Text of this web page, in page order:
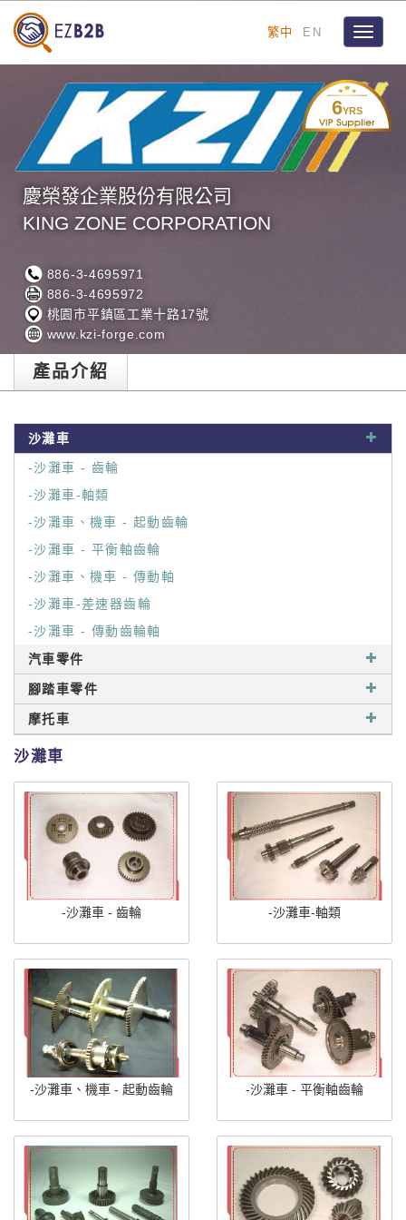
繁中 EN
Toggle
6YRS
慶榮發企業股份有限公司
KING ZONE CORPORATION
886-3-4695971
886-3-4695972
桃園市平鎮區工業十路17號
www.kzi-forge.com
產品介紹
沙灘車
-沙灘車 - 齒輪
-沙灘車-軸類
-沙灘車、機車 - 起動齒輪
-沙灘車 - 平衡軸齒輪
-沙灘車、機車 - 傳動軸
-沙灘車-差速器齒輪
-沙灘車 - 傳動齒輪軸
汽車零件
腳踏車零件
摩托車
沙灘車
-沙灘車 - 齒輪 -沙灘車-軸類
-沙灘車、機車 - 起動齒輪 -沙灘車 - 平衡軸齒輪